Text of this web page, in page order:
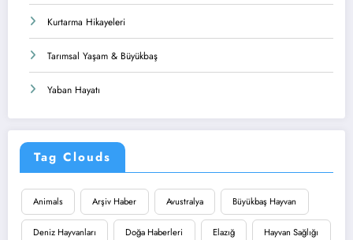
Kurtarma Hikayeleri
Tarımsal Yaşam & Büyükbaş
Yaban Hayatı
Tag Clouds
Animals Arşiv Haber Avustralya Büyükbaş Hayvan
Deniz Hayvanları Doğa Haberleri Elazığ Hayvan Sağlığı